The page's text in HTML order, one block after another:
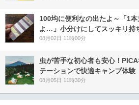
100均に便利なの出たよ～「1
よ…」小分けにしてスッキリ持
08月02日 11時00分
虫が苦手な初心者も安心！
テーションで快適キャンプ体験
08月05日 11時30分